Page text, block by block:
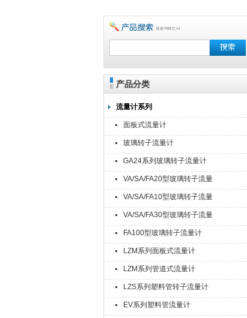
产品分类
流量计系列
面板式流量计
玻璃转子流量计
GA24系列玻璃转子流量计
VA/SA/FA20型玻璃转子流量
计
VA/SA/FA10型玻璃转子流量
计
VA/SA/FA30型玻璃转子流量
计
FA100型玻璃转子流量计
LZM系列面板式流量计
LZM系列管道式流量计
LZS系列塑料管转子流量计
EV系列塑料管流量计